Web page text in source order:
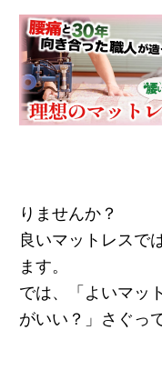
りませんか？
良いマットレスで
ます。
では、「よいマッ
がいい？」さぐっ